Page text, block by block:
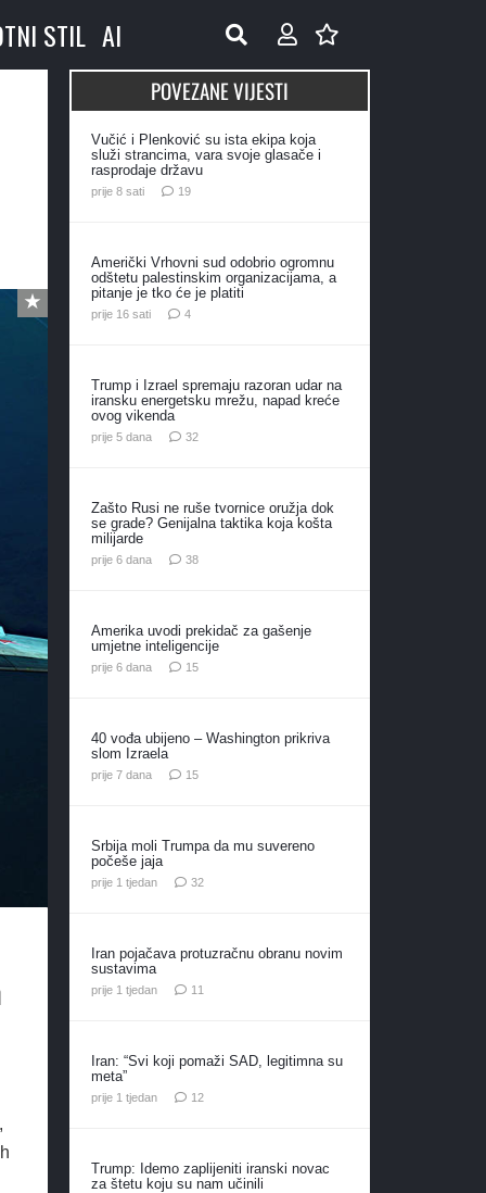
STIL AI
POVEZANE VIJESTI
Vučić i Plenković su ista ekipa koja
služi strancima, vara svoje glasače i
rasprodaje državu
prije 8 sati 19komentara
Američki Vrhovni sud odobrio ogromnu
odštetu palestinskim organizacijama, a
pitanje je tko će je platiti
prije 16 sati 4komentara
Trump i Izrael spremaju razoran udar na
iransku energetsku mrežu, napad kreće
ovog vikenda
prije 5 dana 32komentara
Zašto Rusi ne ruše tvornice oružja dok
se grade? Genijalna taktika koja košta
milijarde
prije 6 dana 38komentara
Amerika uvodi prekidač za gašenje
umjetne inteligencije
prije 6 dana 15komentara
40 vođa ubijeno – Washington prikriva
slom Izraela
prije 7 dana 15komentara
Srbija moli Trumpa da mu suvereno
počeše jaja
prije 1 tjedan 32komentara
Iran pojačava protuzračnu obranu novim
sustavima
prije 1 tjedan 11
Iran: “Svi koji pomaži SAD, legitimna su
meta”
prije 1 tjedan 12komentara
Trump: Idemo zaplijeniti iranski novac
za štetu koju su nam učinili